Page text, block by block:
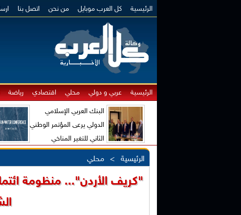
الرئيسية كل العرب موبايل من نحن اتصل بنا
الرئيسية عربي و دولي محلي اقتصادي رياضة
البنك العربي الإسلامي
الدولي يرعى المؤتمر الوطني
الثاني للتغير المناخي
الرئيسية > محلي
"كريف الأردن"... منظومة